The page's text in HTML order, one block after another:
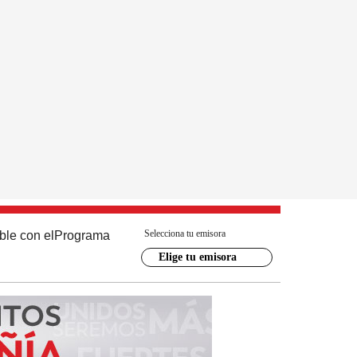
con el Programa Selecciona tu emisora
Elige tu emisora